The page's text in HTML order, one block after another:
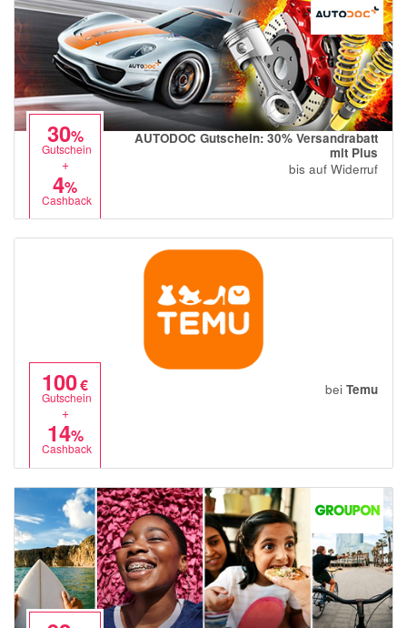
30%
Gutschein
+
4%
Cashback
AUTODOC Gutschein: 30% Versandrabatt
mit Plus
bis auf Widerruf
100€
Gutschein
+
14%
Cashback
bei Temu